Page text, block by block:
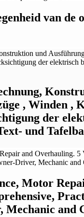
van
, Winden ,
der
und
Motor
and